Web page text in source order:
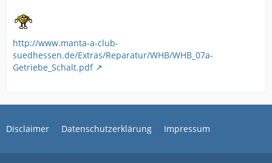
http://www.manta-a-club-
suedhessen.de/Extras/Reparatur/WHB/WHB_07a-
Getriebe_Schalt.pdf
Disclaimer Datenschutzerklärung Impressum